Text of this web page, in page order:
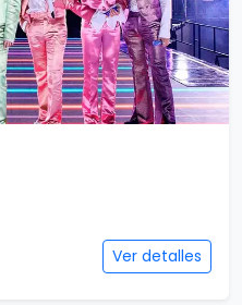
Ver detalles